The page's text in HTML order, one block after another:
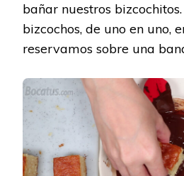
bañar nuestros
bizcochos, de uno en uno,
reservamos sobre una